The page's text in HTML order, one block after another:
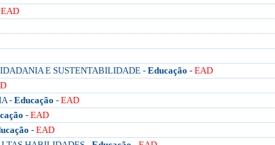
EAD
E SUSTENTABILIDADE -Educação - EAD
- Educação - EAD
- EAD
- EAD